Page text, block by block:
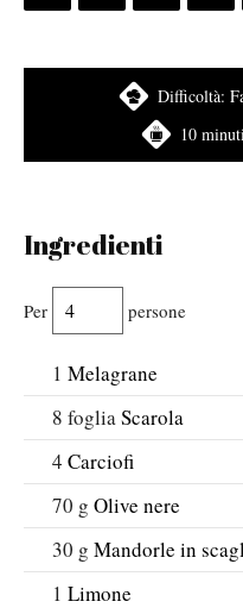
Difficoltà:
10
Ingredienti
Per persone
1 Melagrane
8 fogliaScarola
4 Carciofi
70 g Olive nere
30 g Mandorle in
1 Limone